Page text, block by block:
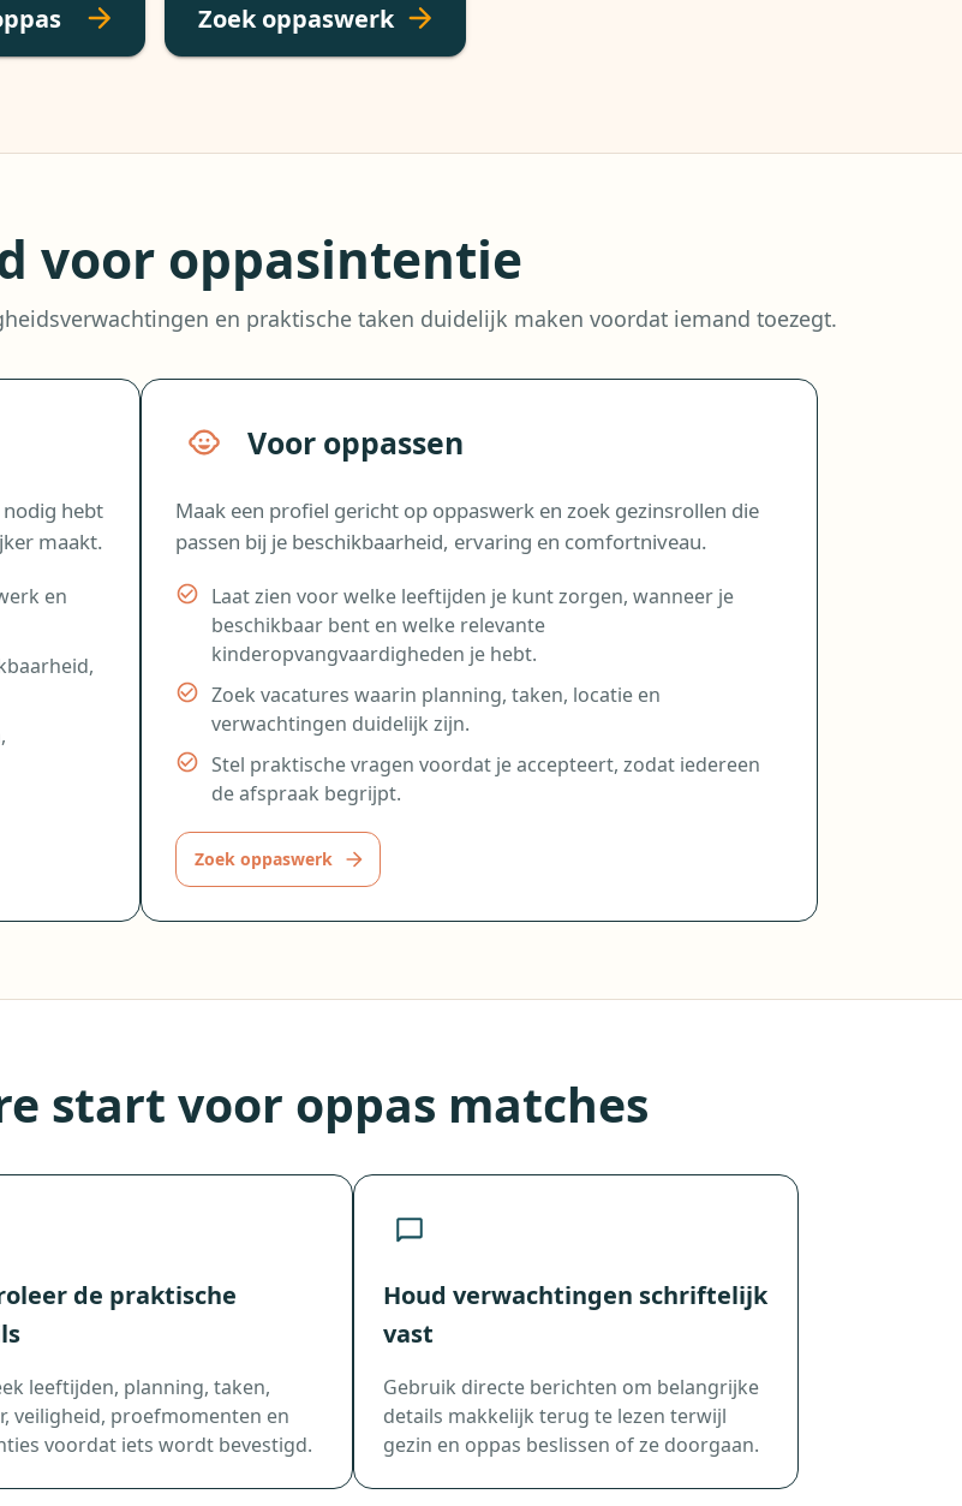
Zoek oppaswerk
voor oppasintentie
en praktische taken duidelijk maken voordat iemand toezegt.
hebt
maakt.
en
Voor oppassen
Maak een profiel gericht op oppaswerk en zoek gezinsrollen die
passen bij je beschikbaarheid, ervaring en comfortniveau.
Laat zien voor welke leeftijden je kunt zorgen, wanneer je
beschikbaar bent en welke relevante
kinderopvangvaardigheden je hebt.
Zoek vacatures waarin planning, taken, locatie en
verwachtingen duidelijk zijn.
Stel praktische vragen voordat je accepteert, zodat iedereen
de afspraak begrijpt.
Zoek oppaswerk
start voor oppas matches
de praktische
leeftijden, planning, taken,
veiligheid, proefmomenten en
voordat iets wordt bevestigd.
Houd verwachtingen schriftelijk
vast
Gebruik directe berichten om belangrijke
details makkelijk terug te lezen terwijl
gezin en oppas beslissen of ze doorgaan.